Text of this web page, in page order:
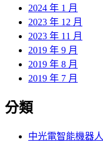
2024 年 1 月
2023 年 12 月
2023 年 11 月
2019 年 9 月
2019 年 8 月
2019 年 7 月
分類
中光電智能機器人